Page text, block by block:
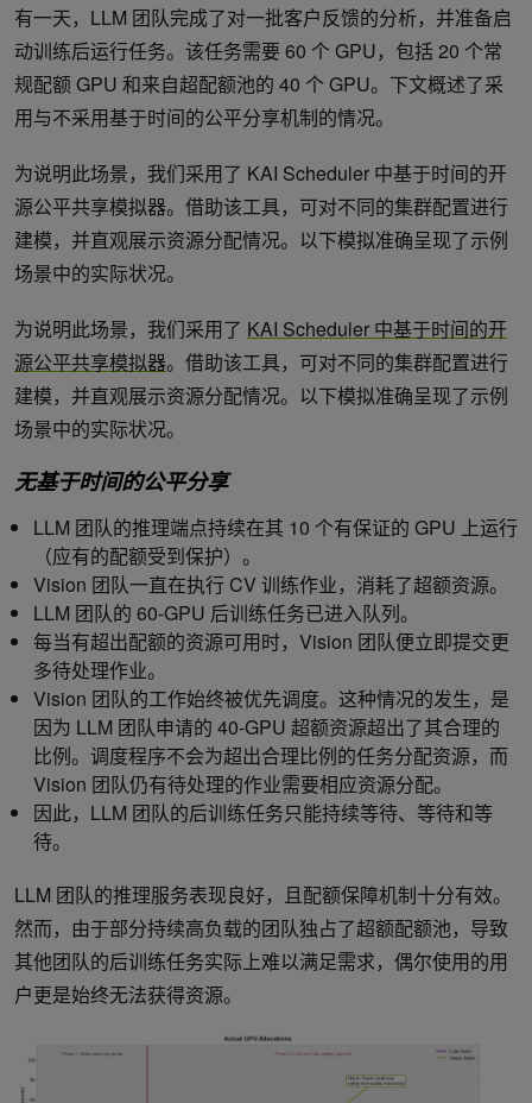
有一天，LLM 团队完成了对一批客户反馈的分析，并准备启
动训练后运行任务。该任务需要 60 个 GPU，包括 20 个常
规配额 GPU 和来自超配额池的 40 个 GPU。下文概述了采
用与不采用基于时间的公平分享机制的情况。
为说明此场景，我们采用了 KAI Scheduler 中基于时间的开
源公平共享模拟器。借助该工具，可对不同的集群配置进行
建模，并直观展示资源分配情况。以下模拟准确呈现了示例
场景中的实际状况。
为说明此场景，我们采用了 KAI Scheduler 中基于时间的开
源公平共享模拟器。借助该工具，可对不同的集群配置进行
建模，并直观展示资源分配情况。以下模拟准确呈现了示例
场景中的实际状况。
无基于时间的公平分享
LLM 团队的推理端点持续在其 10 个有保证的 GPU 上运行
（应有的配额受到保护）。
Vision 团队一直在执行 CV 训练作业，消耗了超额资源。
LLM 团队的 60-GPU 后训练任务已进入队列。
每当有超出配额的资源可用时，Vision 团队便立即提交更
多待处理作业。
Vision 团队的工作始终被优先调度。这种情况的发生，是
因为 LLM 团队申请的 40-GPU 超额资源超出了其合理的
比例。调度程序不会为超出合理比例的任务分配资源，而
Vision 团队仍有待处理的作业需要相应资源分配。
因此，LLM 团队的后训练任务只能持续等待、等待和等
待。
LLM 团队的推理服务表现良好，且配额保障机制十分有效。
然而，由于部分持续高负载的团队独占了超额配额池，导致
其他团队的后训练任务实际上难以满足需求，偶尔使用的用
户更是始终无法获得资源。